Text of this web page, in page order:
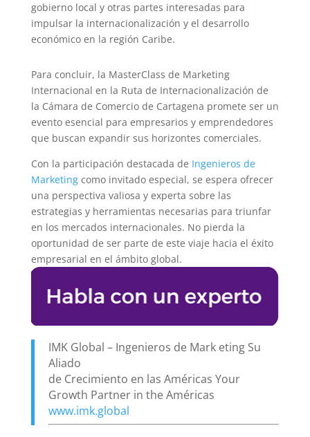
gobierno local y otras partes interesadas para
impulsar la internacionalización y el desarrollo
económico en la región Caribe.
Para concluir, la MasterClass de Marketing
Internacional en la Ruta de Internacionalización de
la Cámara de Comercio de Cartagena promete ser un
evento esencial para empresarios y emprendedores
que buscan expandir sus horizontes comerciales.
Con la participación destacada de Ingenieros de
Marketingcomo invitado especial, se espera ofrecer
una perspectiva valiosa y experta sobre las
estrategias y herramientas necesarias para triunfar
en los mercados internacionales. No pierda la
oportunidad de ser parte de este viaje hacia el éxito
empresarial en el ámbito global.
IMK Global – Ingenieros de Mark eting Su
Aliado
de Crecimiento en las Américas Your
Growth Partner in the Américas
www.imk.global